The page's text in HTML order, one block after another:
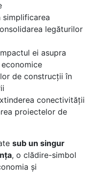
simplificarea
legăturilor
ei asupra
de construcții în
conectivității
proiectelor de
sub un singur
, o clădire-simbol
și